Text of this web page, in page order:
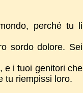
perché tu li
sordo dolore. Sei
e i tuoi genitori che
tu riempissi loro.